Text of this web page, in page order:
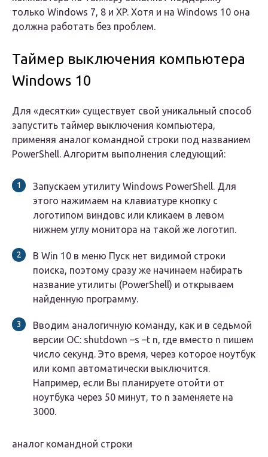
только Windows 7, 8 и XP. Хотя и на Windows 10 она
должна работать без проблем.
Таймер выключения компьютера
Windows 10
Для «десятки» существует свой уникальный способ
запустить таймер выключения компьютера,
применяя аналог командной строки под названием
PowerShell. Алгоритм выполнения следующий:
Запускаем утилиту Windows PowerShell. Для
этого нажимаем на клавиатуре кнопку с
логотипом виндовс или кликаем в левом
нижнем углу монитора на такой же логотип.
В Win 10 в меню Пуск нет видимой строки
поиска, поэтому сразу же начинаем набирать
название утилиты (PowerShell) и открываем
найденную программу.
Вводим аналогичную команду, как и в седьмой
версии ОС: shutdown –s –t n, где вместо n пишем
число секунд. Это время, через которое ноутбук
или комп автоматически выключится.
Например, если Вы планируете отойти от
ноутбука через 50 минут, то n заменяете на
3000.
аналог командной строки